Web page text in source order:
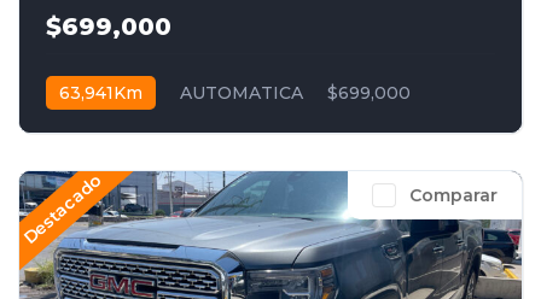
$699,000
63,941Km AUTOMATICA $699,000
Comparar
Destacado